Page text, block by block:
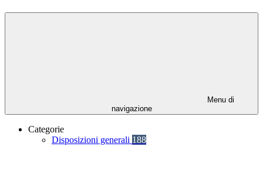
Menu di
navigazione
Categorie
Disposizioni generali 188